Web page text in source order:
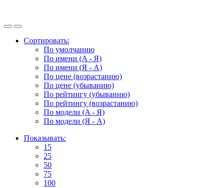
Сортировать:
По умолчанию
По имени (A - Я)
По имени (Я - A)
По цене (возрастанию)
По цене (убыванию)
По рейтингу (убыванию)
По рейтингу (возрастанию)
По модели (A - Я)
По модели (Я - A)
Показывать:
15
25
50
75
100